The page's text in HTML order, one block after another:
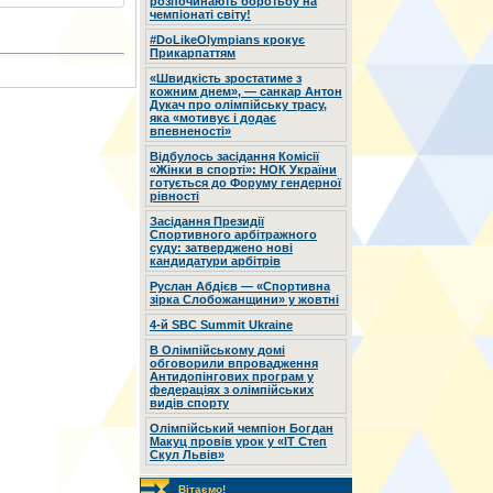
чемпіонаті світу!
#DoLikeOlympians крокує
Прикарпаттям
«Швидкість зростатиме з
кожним днем», — санкар Антон
Дукач про олімпійську трасу,
яка «мотивує і додає
впевненості»
Відбулось засідання Комісії
«Жінки в спорті»: НОК України
готується до Форуму гендерної
рівності
Засідання Президії
Спортивного арбітражного
суду: затверджено нові
кандидатури арбітрів
Руслан Абдієв — «Спортивна
зірка Слобожанщини» у жовтні
4-й SBC Summit Ukraine
В Олімпійському домі
обговорили впровадження
Антидопінгових програм у
федераціях з олімпійських
видів спорту
Олімпійський чемпіон Богдан
Макуц провів урок у «ІТ Степ
Скул Львів»
Вітаємо!